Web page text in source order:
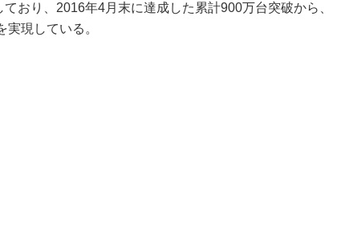
おり、2016年4月末に達成した累計900万台突破から、
現している。